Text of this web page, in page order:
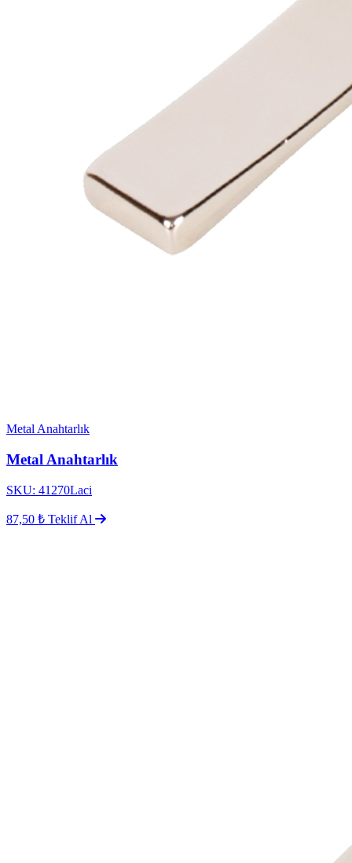
Metal Anahtarlık
Metal Anahtarlık
SKU: 41270Laci
87,50 ₺ Teklif Al